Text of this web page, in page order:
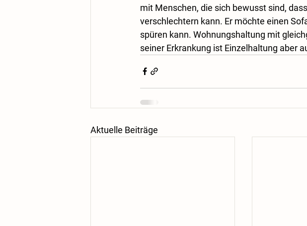
mit Menschen, die sich bewusst sind,
verschlechtern kann. Er möchte einen
spüren kann. Wohnungshaltung mit
seiner Erkrankung ist Einzelhaltung aber
Aktuelle Beiträge